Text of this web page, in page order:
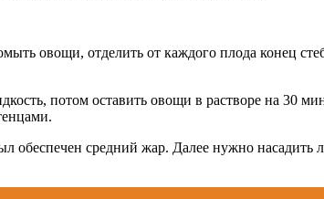
овощи, отделить от каждого плода конец
потом оставить овощи в растворе на 30
обеспечен средний жар. Далее нужно насадить